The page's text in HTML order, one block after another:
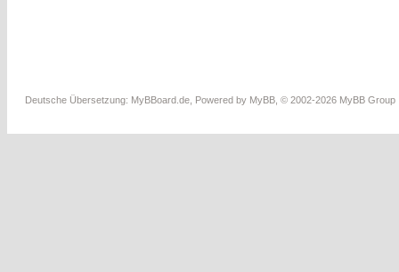
Deutsche Übersetzung: MyBBoard.de , Powered by MyBB , © 2002-2026 MyBB Group